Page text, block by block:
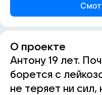
О проекте
Антону 19 лет.
борется с
не теряет ни сил,